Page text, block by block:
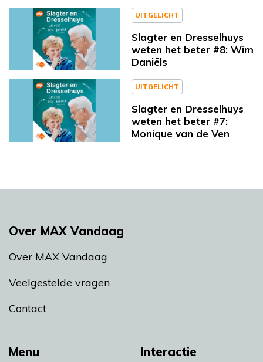
UITGELICHT
Slagter en Dresselhuys
weten het beter #8: Wim
Daniëls
UITGELICHT
Slagter en Dresselhuys
weten het beter #7:
Monique van de Ven
Menu Interactie
Over MAX Vandaag
Over MAX Vandaag
Veelgestelde vragen
Contact